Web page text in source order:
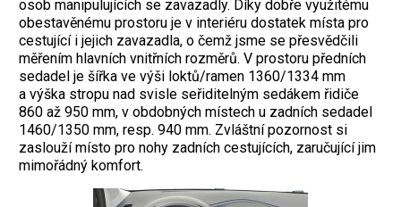
osob manipulujících se zavazadly. Díky dobře využitému
obestavěnému prostoru je v interiéru dostatek místa pro
cestující i jejich zavazadla, o čemž jsme se přesvědčili
měřením hlavních vnitřních rozměrů. V prostoru předních
sedadel je šířka ve výši loktů/ramen 1360/1334 mm
a výška stropu nad svisle seřiditelným sedákem řidiče
860 až 950 mm, v obdobných místech u zadních sedadel
1460/1350 mm, resp. 940 mm. Zvláštní pozornost si
zaslouží místo pro nohy zadních cestujících, zaručující jim
mimořádný komfort.